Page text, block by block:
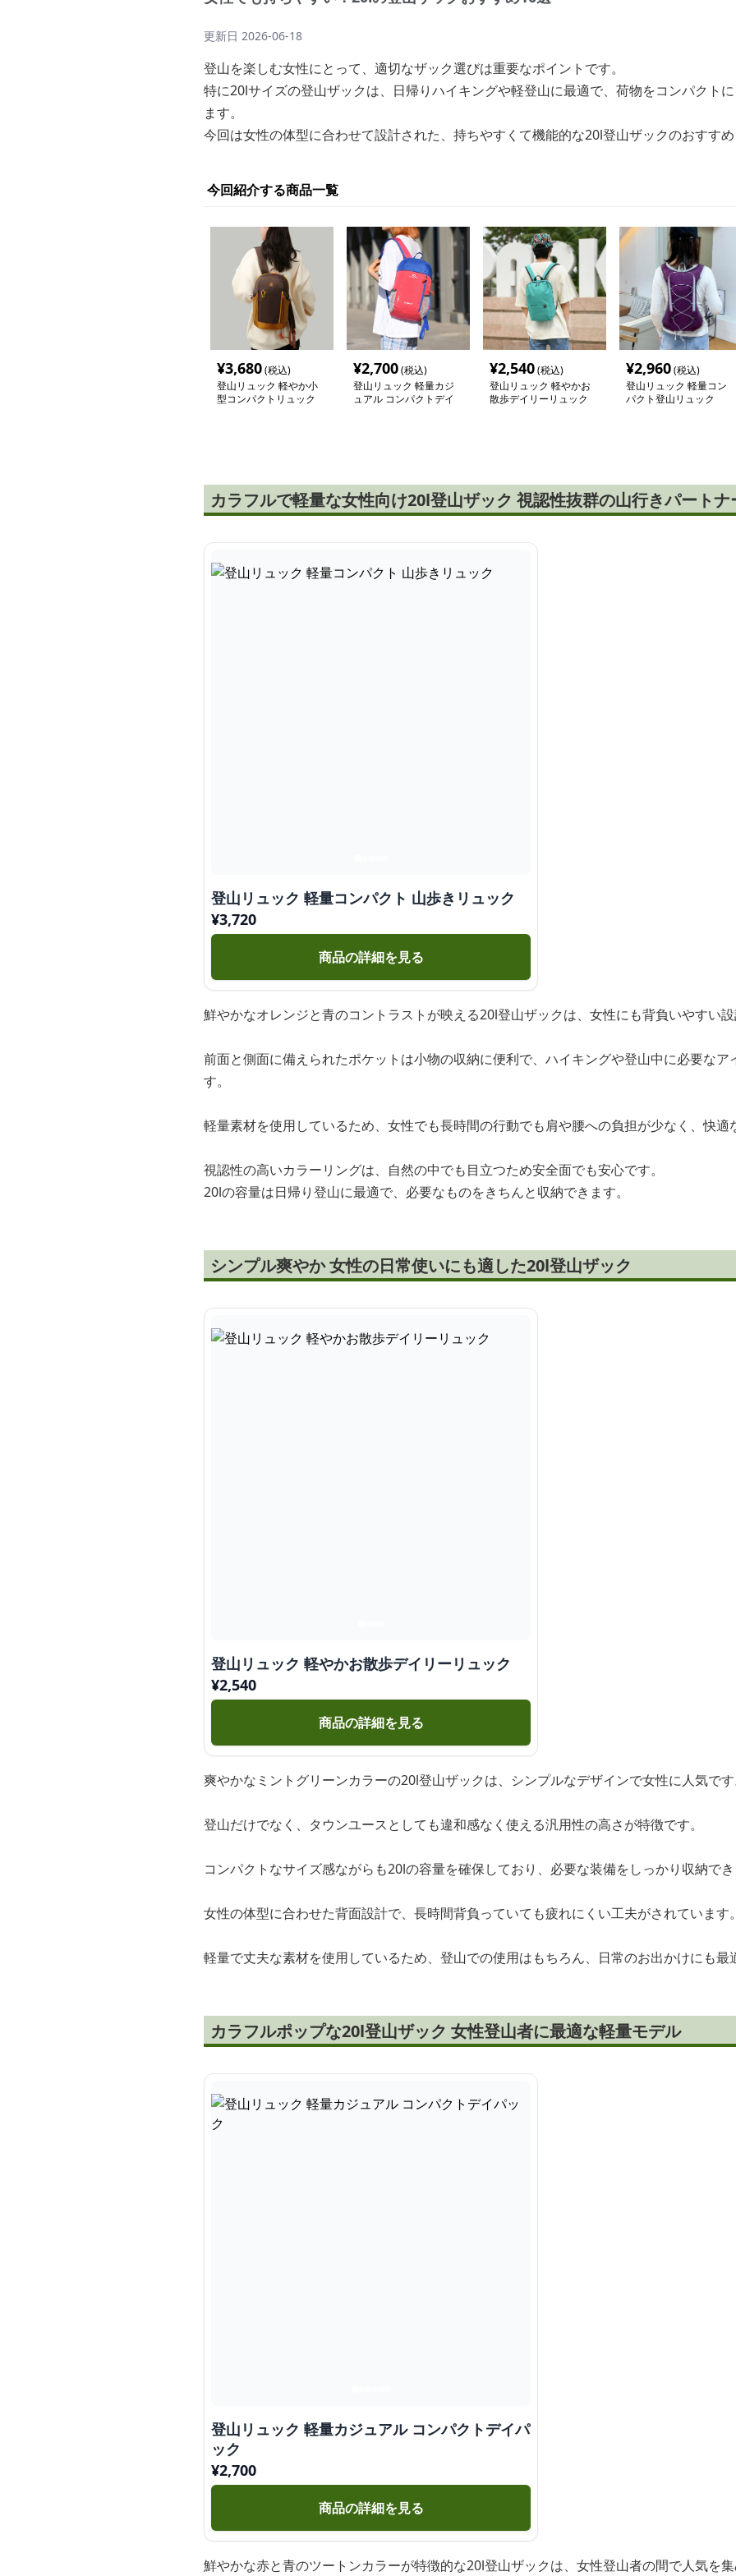
更新日 2026-06-18
登山を楽しむ女性にとって、適切なザック選びは重要なポイントです。
特に20lサイズの登山ザックは、日帰りハイキングや軽登山に最適で、荷物をコンパクト
ます。
今回は女性の体型に合わせて設計された、持ちやすくて機能的な20l登山ザックのおすすめ
今回紹介する商品一覧
¥3,680(税込)
登山リュック 軽やか小
型コンパクトリュック
¥2,700(税込)
登山リュック 軽量カジ
ュアル コンパクトデイ
¥2,540(税込)
登山リュック 軽やかお
散歩デイリーリュック
¥2,960(税込)
登山リュック 軽量コン
パクト登山リュック
カラフルで軽量な女性向け20l登山ザック 視認性抜群の山行きパートナ
登山リュック 軽量コンパクト 山歩きリュック
¥3,720
商品の詳細を見る
鮮やかなオレンジと青のコントラストが映える20l登山ザックは、女性にも背負いやすい設
前面と側面に備えられたポケットは小物の収納に便利で、ハイキングや登山中に必要なア
す。
軽量素材を使用しているため、女性でも長時間の行動でも肩や腰への負担が少なく、快適
視認性の高いカラーリングは、自然の中でも目立つため安全面でも安心です。
20lの容量は日帰り登山に最適で、必要なものをきちんと収納できます。
シンプル爽やか 女性の日常使いにも適した20l登山ザック
登山リュック 軽やかお散歩デイリーリュック
¥2,540
商品の詳細を見る
爽やかなミントグリーンカラーの20l登山ザックは、シンプルなデザインで女性に人気です
登山だけでなく、タウンユースとしても違和感なく使える汎用性の高さが特徴です。
コンパクトなサイズ感ながらも20lの容量を確保しており、必要な装備をしっかり収納でき
女性の体型に合わせた背面設計で、長時間背負っていても疲れにくい工夫がされています。
軽量で丈夫な素材を使用しているため、登山での使用はもちろん、日常のお出かけにも最
カラフルポップな20l登山ザック 女性登山者に最適な軽量モデル
登山リュック 軽量カジュアル コンパクトデイパ
ック
¥2,700
商品の詳細を見る
鮮やかな赤と青のツートンカラーが特徴的な20l登山ザックは、女性登山者の間で人気を集